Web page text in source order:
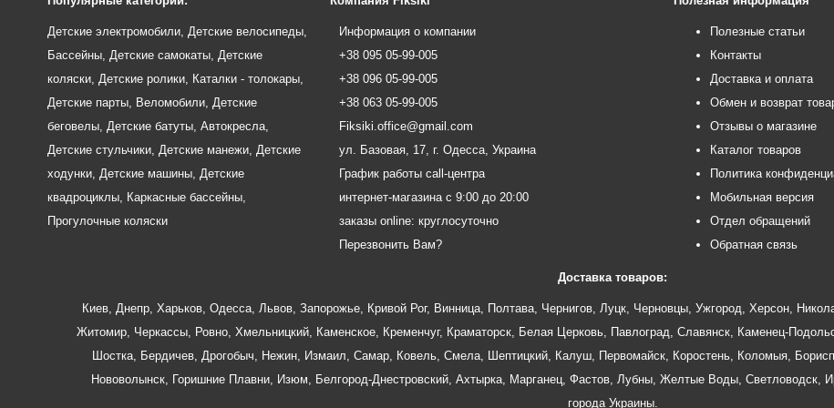
Детские электромобили Детские велосипеды
Бассейны Детские самокаты Детские
коляски Детские ролики Каталки - толокары
Детские парты Веломобили Детские
беговелы Детские батуты Автокресла
Детские стульчики Детские манежи Детские
ходунки Детские машины Детские
квадроциклы Каркасные бассейны
Прогулочные коляски
Информация о компании
+38 095 05-99-005
+38 096 05-99-005
+38 063 05-99-005
Fiksiki.office@gmail.com
ул. Базовая, 17, г. Одесса, Украина
График работы call-центра
интернет-магазина с 9:00 до 20:00
заказы online: круглосуточно
Перезвонить Вам?
Полезные статьи
Контакты
Доставка и оплата
Обмен и возврат
Отзывы о магазине
Каталог товаров
Политика
Мобильная версия
Отдел обращений
Обратная связь
Доставка товаров:
Киев, Днепр, Харьков, Одесса, Львов, Запорожье, Кривой Рог, Винница, Полтава, Чернигов, Луцк, Черновцы, Ужгород Херсон,
Житомир Черкассы Ровно Хмельницкий Каменское Кременчуг, Краматорск Белая Церковь Павлоград Славянск Каменец-
Шостка Бердичев Дрогобыч Нежин Измаил Самар Ковель Смела Шептицкий Калуш Первомайск Коростень Коломыя
Нововолынск, Горишние Плавни, Изюм Белгород-Днестровский, Ахтырка, Марганец, Фастов, Лубны, Желтые Воды, Светловодск,
города Украины.